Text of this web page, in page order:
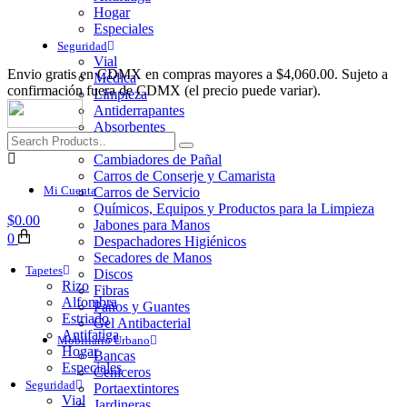
Hogar
Especiales
Seguridad
Vial
Médica
Limpieza
Antiderrapantes
Absorbentes
Higiene y Limpieza
Cambiadores de Pañal
Carros de Conserje y Camarista
Carros de Servicio
Químicos, Equipos y Productos para la Limpieza
Jabones para Manos
Despachadores Higiénicos
Secadores de Manos
Discos
Fibras
Paños y Guantes
Gel Antibacterial
Mobiliario Urbano
Bancas
Ceniceros
Portaextintores
Envio gratis en CDMX en compras mayores a $4,060.00. Sujeto a
confirmación fuera de CDMX (el precio puede variar).
Mi Cuenta
$0.00
0
Tapetes
Rizo
Alfombra
Estriado
Antifatiga
Hogar
Especiales
Seguridad
Vial